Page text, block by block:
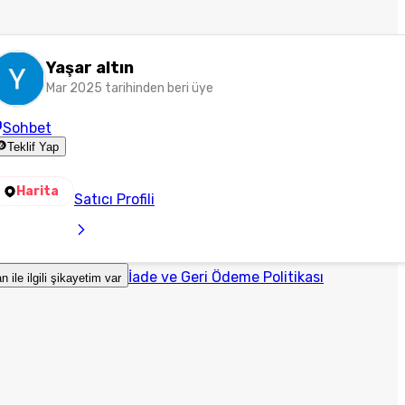
Yaşar altın
Mar 2025 tarihinden beri üye
Sohbet
Teklif Yap
Harita Satıcı Profili
ile ilgili şikayetim var İade ve Geri Ödeme Politikası